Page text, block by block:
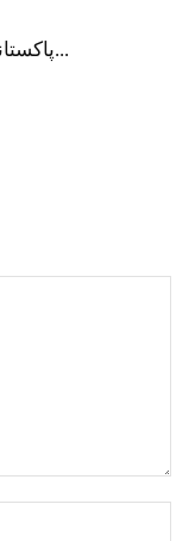
پاکستانی زیر قبضہ کشمیر ک...